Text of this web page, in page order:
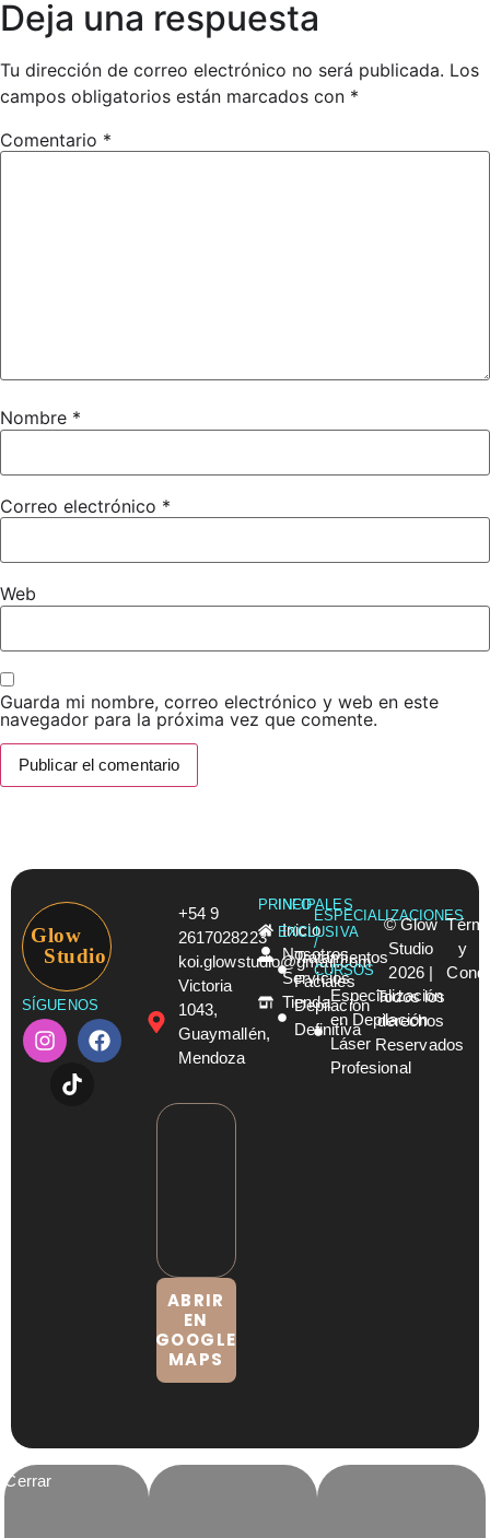
Deja una respuesta
Tu dirección de correo electrónico no será publicada. Los
campos obligatorios están marcados con *
Comentario *
Nombre *
Correo electrónico *
Web
Guarda mi nombre, correo electrónico y web en este
navegador para la próxima vez que comente.
Glow
Studio
SÍGUENOS
+54 9
2617028223
koi.glowstudio@gmail.com
Victoria
1043,
Guaymallén,
Mendoza
ABRIR
EN
GOOGLE
MAPS
PRINCIPALES
Inicio
Nosotros
Servicios
Tienda
INFO
EXCLUSIVA
Tratamientos
Faciales
Depilación
Definitiva
ESPECIALIZACIONES
/
CURSOS
Especialización
en Depilación
Láser
Profesional
© Glow
Studio
2026 |
Todos los
derechos
Reservados
y
Cerrar